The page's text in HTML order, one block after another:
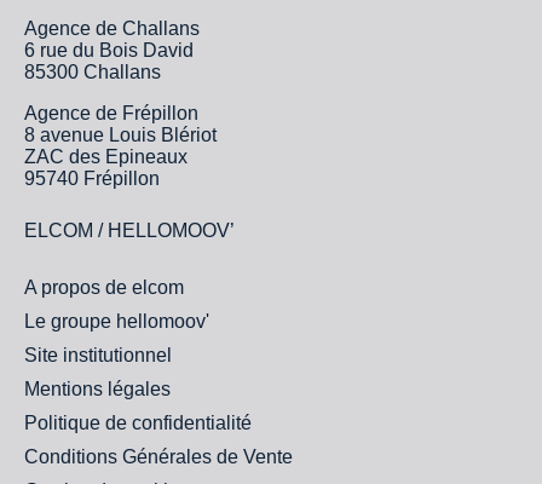
Agence de Challans
6 rue du Bois David
85300 Challans
Agence de Frépillon
8 avenue Louis Blériot
ZAC des Epineaux
95740 Frépillon
ELCOM / HELLOMOOV’
A propos de elcom
Le groupe hellomoov'
Site institutionnel
Mentions légales
Politique de confidentialité
Conditions Générales de Vente